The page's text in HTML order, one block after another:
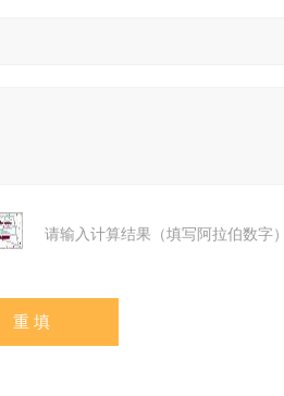
请输入计算结果（填写阿拉伯数字